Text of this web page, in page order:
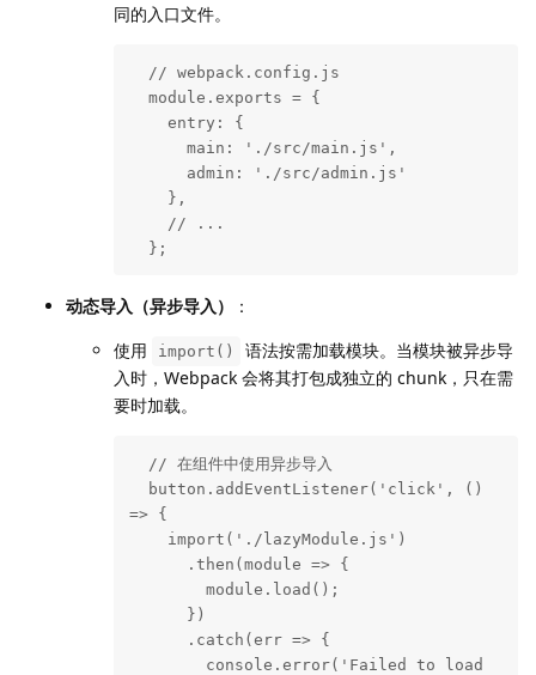
同的入口文件。
  };
动态导入（异步导入）
：
使用
import()
语法按需加载模块。当模块被异步导
入时，Webpack 会将其打包成独立的 chunk，只在需
要时加载。
=> {